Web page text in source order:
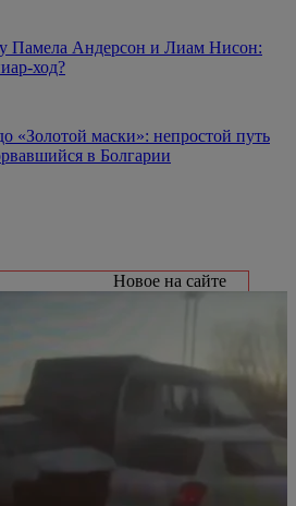
Памела Андерсон и Лиам Нисон:
ход?
«Золотой маски»: непростой путь
в Болгарии
Новое на сайте